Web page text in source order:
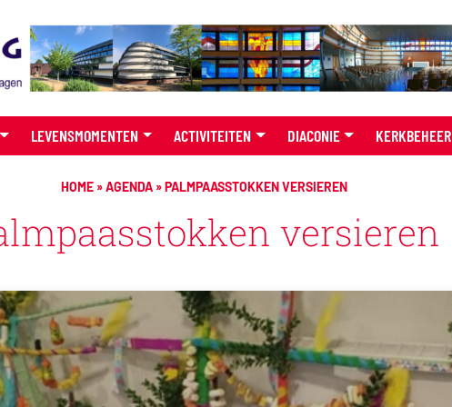
LEVENSMOMENTEN ACTIVITEITEN DIACONIE KERKBEHEER
HOME»AGENDA»PALMPAASSTOKKEN VERSIEREN
versieren